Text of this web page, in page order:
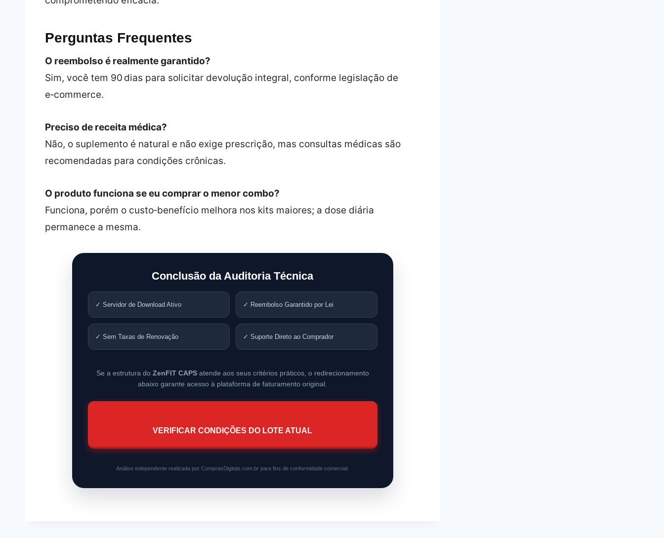
Perguntas Frequentes
O reembolso é realmente garantido?
Sim, você tem 90 dias para solicitar devolução integral, conforme legislação de
e‑commerce.
Preciso de receita médica?
Não, o suplemento é natural e não exige prescrição, mas consultas médicas são
recomendadas para condições crônicas.
O produto funciona se eu comprar o menor combo?
Funciona, porém o custo‑benefício melhora nos kits maiores; a dose diária
permanece a mesma.
Conclusão da Auditoria Técnica
✓ Servidor de Download Ativo ✓ Reembolso Garantido por Lei
✓ Sem Taxas de Renovação ✓ Suporte Direto ao Comprador
Se a estrutura do ZenFIT CAPSatende aos seus critérios práticos, o redirecionamento
abaixo garante acesso à plataforma de faturamento original.
VERIFICAR CONDIÇÕES DO LOTE ATUAL
Análise independente realizada por ComprasDigitais.com.br para fins de conformidade comercial.